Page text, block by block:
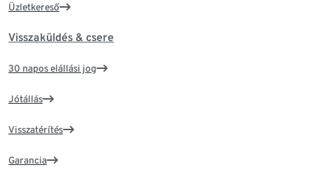
Üzletkereső
Visszaküldés & csere
30 napos elállási jog
Jótállás
Visszatérítés
Garancia